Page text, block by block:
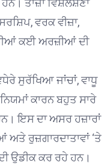
ਤਾਜ਼ਾ ਵਿਸ਼ਲੇਸ਼ਣਾਂ
ਵਰਕ ਵੀਜ਼ਾ,
ਕਈ ਅਰਜ਼ੀਆਂ ਦੀ
ਸੁਰੱਖਿਆ ਜਾਂਚਾਂ, ਵਾਧੂ
ਕਾਰਨ ਬਹੁਤ ਸਾਰੇ
ਇਸ ਦਾ ਅਸਰ ਹਜ਼ਾਰਾਂ
ਅਤੇ ਰੁਜ਼ਗਾਰਦਾਤਾਵਾਂ ‘ਤੇ
ਉਡੀਕ ਕਰ ਰਹੇ ਹਨ।